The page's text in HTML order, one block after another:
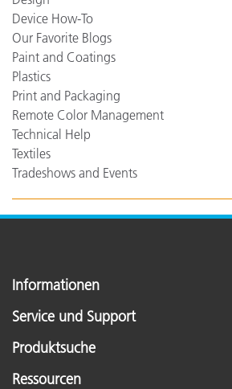
Device How-To
Our Favorite Blogs
Paint and Coatings
Plastics
Print and Packaging
Remote Color Management
Technical Help
Textiles
Tradeshows and Events
Informationen
Service und Support
Produktsuche
Ressourcen